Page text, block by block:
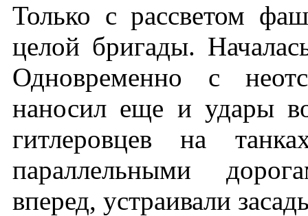
Только с рассветом
целой бригады.
Одновременно с
наносил еще и удары
гитлеровцев на
параллельными
вперед, устраивали